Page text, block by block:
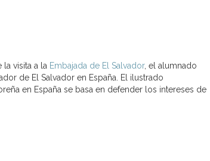
visita a la Embajada de El Salvador, el alumnado
de El Salvador en España. El ilustrado
en España se basa en defender los intereses de